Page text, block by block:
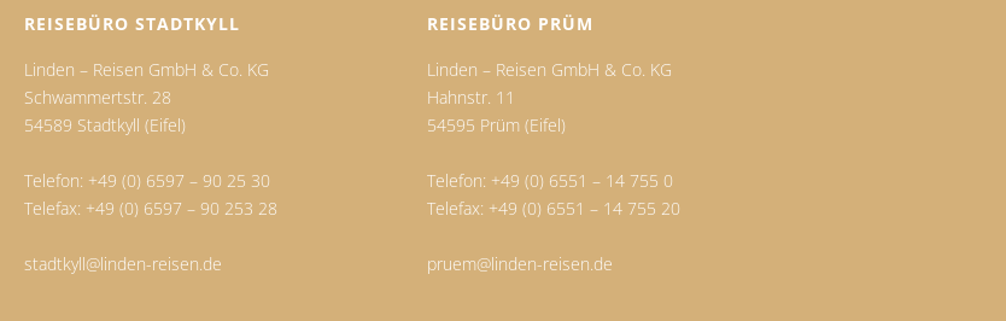
REISEBÜRO STADTKYLL
Linden – Reisen GmbH & Co. KG
Schwammertstr. 28
54589 Stadtkyll (Eifel)
Telefon: +49 (0) 6597 – 90 25 30
Telefax: +49 (0) 6597 – 90 253 28
stadtkyll@linden-reisen.de
REISEBÜRO PRÜM
Linden – Reisen GmbH & Co. KG
Hahnstr. 11
54595 Prüm (Eifel)
Telefon: +49 (0) 6551 – 14 755 0
Telefax: +49 (0) 6551 – 14 755 20
pruem@linden-reisen.de